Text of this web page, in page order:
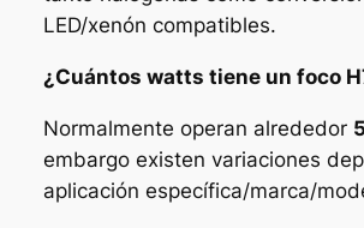
LED/xenón compatibles.
¿Cuántos watts tiene un foco
Normalmente operan alrededor
embargo existen variaciones
aplicación específica/marca/